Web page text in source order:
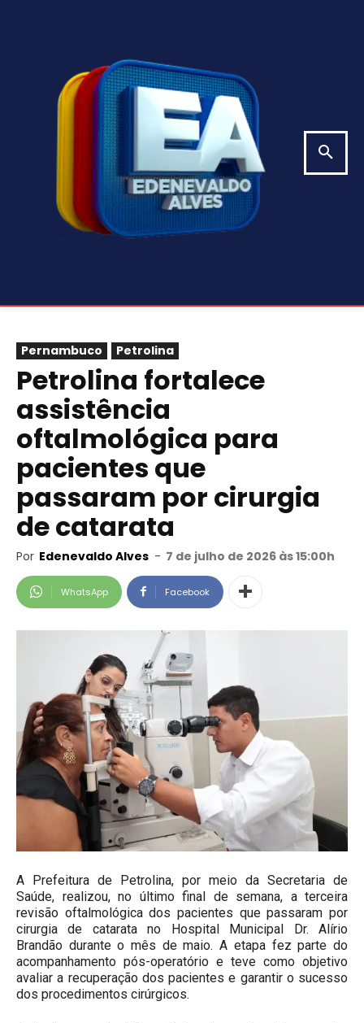
Pernambuco Petrolina
Petrolina fortalece
assistência
oftalmológica para
pacientes que
passaram por cirurgia
de catarata
Por Edenevaldo Alves - 7 de julho de 2026 às 15:00h
WhatsApp Facebook
A Prefeitura de Petrolina, por meio da Secretaria de
Saúde, realizou, no último final de semana, a terceira
revisão oftalmológica dos pacientes que passaram por
cirurgia de catarata no Hospital Municipal Dr. Alírio
Brandão durante o mês de maio. A etapa fez parte do
acompanhamento pós-operatório e teve como objetivo
avaliar a recuperação dos pacientes e garantir o sucesso
dos procedimentos cirúrgicos.